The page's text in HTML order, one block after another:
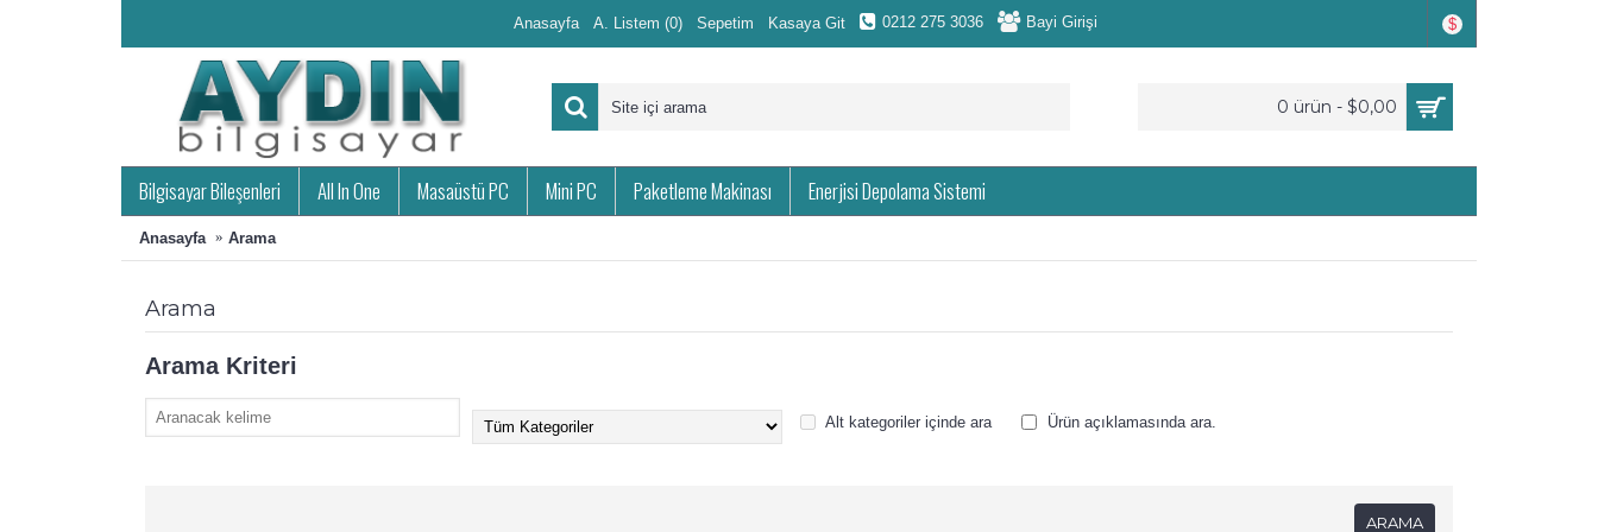
Anasayfa A. Listem (0) Sepetim Kasaya Git 0212 275 3036 Bayi Girişi $
0 ürün - $0,00
Bilgisayar Bileşenleri All In One Masaüstü PC Mini PC Paketleme Makinası Enerjisi Depolama Sistemi
Anasayfa Arama
Arama
Arama Kriteri
Alt kategoriler içinde ara Ürün açıklamasında ara.